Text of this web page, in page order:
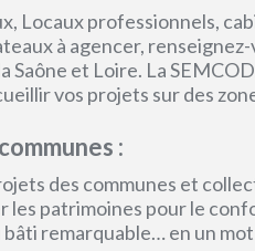
Locaux professionnels,
à agencer, renseignez-
Saône et Loire. La
vos projets sur des
:
des communes et
patrimoines pour le
bâti remarquable… en un